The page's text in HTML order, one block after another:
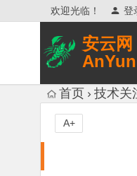
欢迎光临！ 登
安云网
网络安全研究、网络
首页 技术关
A+